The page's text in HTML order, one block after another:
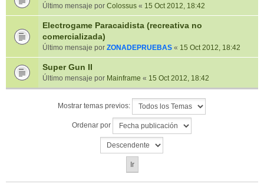
Último mensaje por Colossus « 15 Oct 2012, 18:42
Electrogame Paracaidista (recreativa no
comercializada)
Último mensaje por ZONADEPRUEBAS « 15 Oct 2012, 18:42
Super Gun II
Último mensaje por Mainframe « 15 Oct 2012, 18:42
Mostrar temas previos:
Ordenar por